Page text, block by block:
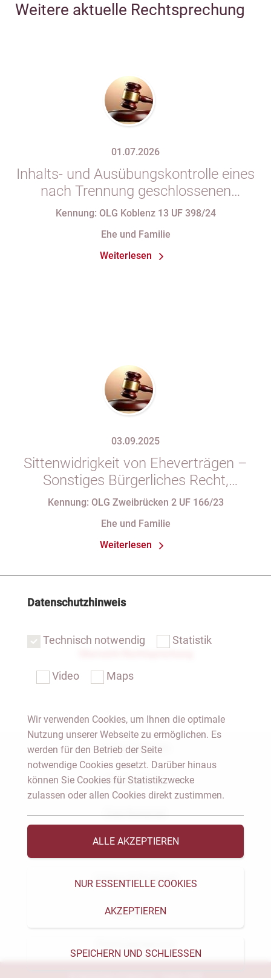
Weitere aktuelle Rechtsprechung
01.07.2026
Inhalts- und Ausübungskontrolle eines
nach Trennung geschlossenen
Ehevertrages
Kennung: OLG Koblenz 13 UF 398/24
Ehe und Familie
Weiterlesen
03.09.2025
Sittenwidrigkeit von Eheverträgen –
Sonstiges Bürgerliches Recht,
Familienrecht
Kennung: OLG Zweibrücken 2 UF 166/23
Ehe und Familie
Weiterlesen
Notar Dresden
Fachgebiete
Das Notariat
Vorträge & Veröffentlichungen
Videos & Podcast
Aktuelles
Datenschutzhinweis
Technisch notwendig Statistik
Video Maps
Wir verwenden Cookies, um Ihnen die optimale
Nutzung unserer Webseite zu ermöglichen. Es
werden für den Betrieb der Seite
notwendige Cookies gesetzt. Darüber hinaus
können Sie Cookies für Statistikzwecke
zulassen oder allen Cookies direkt zustimmen.
ALLE AKZEPTIEREN
NUR ESSENTIELLE COOKIES
AKZEPTIEREN
SPEICHERN UND SCHLIESSEN